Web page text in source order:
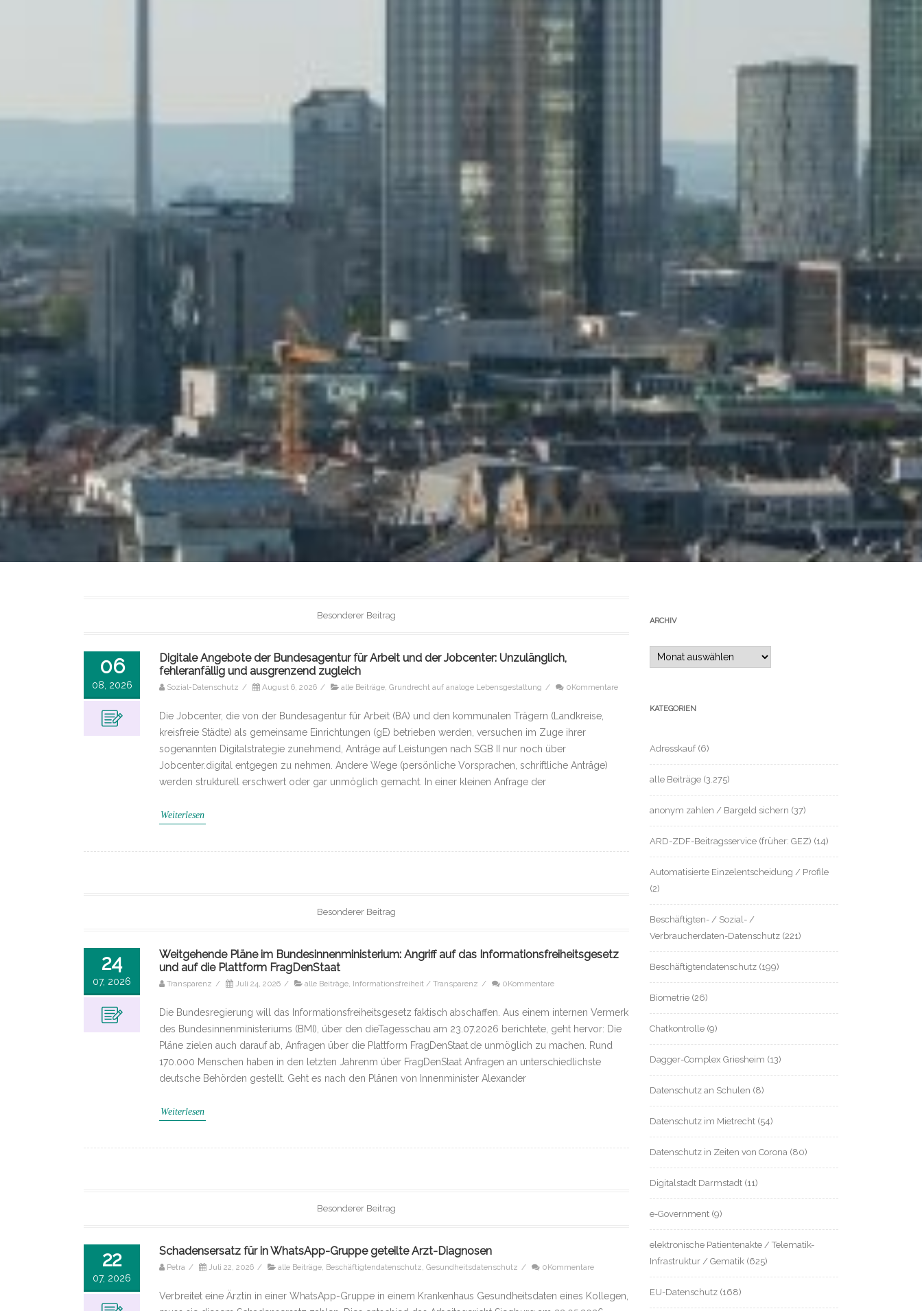
Besonderer Beitrag
06
08, 2026
Digitale Angebote der Bundesagentur für Arbeit und der Jobcenter: Unzulänglich,
fehleranfällig und ausgrenzend zugleich
Sozial-Datenschutz / August 6, 2026 / alle Beiträge, Grundrecht auf analoge Lebensgestaltung / 0Kommentare
Die Jobcenter, die von der Bundesagentur für Arbeit (BA) und den kommunalen Trägern (Landkreise,
kreisfreie Städte) als gemeinsame Einrichtungen (gE) betrieben werden, versuchen im Zuge ihrer
sogenannten Digitalstrategie zunehmend, Anträge auf Leistungen nach SGB II nur noch über
Jobcenter.digital entgegen zu nehmen. Andere Wege (persönliche Vorsprachen, schriftliche Anträge)
werden strukturell erschwert oder gar unmöglich gemacht. In einer kleinen Anfrage der
Weiterlesen
Besonderer Beitrag
24
07, 2026
Weitgehende Pläne im Bundesinnenministerium: Angriff auf das Informationsfreiheitsgesetz
und auf die Plattform FragDenStaat
Transparenz / Juli 24, 2026 / alle Beiträge, Informationsfreiheit / Transparenz / 0Kommentare
Die Bundesregierung will das Informationsfreiheitsgesetz faktisch abschaffen. Aus einem internen Vermerk
des Bundesinnenministeriums (BMI), über den dieTagesschau am 23.07.2026 berichtete, geht hervor: Die
Pläne zielen auch darauf ab, Anfragen über die Plattform FragDenStaat.de unmöglich zu machen. Rund
170.000 Menschen haben in den letzten Jahrenm über FragDenStaat Anfragen an unterschiedlichste
deutsche Behörden gestellt. Geht es nach den Plänen von Innenminister Alexander
Weiterlesen
Besonderer Beitrag
22
07, 2026
Schadensersatz für in WhatsApp-Gruppe geteilte Arzt-Diagnosen
Petra / Juli 22, 2026 / alle Beiträge, Beschäftigtendatenschutz, Gesundheitsdatenschutz / 0Kommentare
Verbreitet eine Ärztin in einer WhatsApp-Gruppe in einem Krankenhaus Gesundheitsdaten eines Kollegen,
ARCHIV
KATEGORIEN
Adresskauf(6)
alle Beiträge (3.275)
anonym zahlen / Bargeld sichern (37)
ARD-ZDF-Beitragsservice (früher: GEZ) (14)
Automatisierte Einzelentscheidung / Profile
(2)
Beschäftigten- / Sozial- /
Verbraucherdaten-Datenschutz (221)
Beschäftigtendatenschutz (199)
Biometrie (26)
Chatkontrolle (9)
Dagger-Complex Griesheim (13)
Datenschutz an Schulen (8)
Datenschutz im Mietrecht (54)
Datenschutz in Zeiten von Corona (80)
Digitalstadt Darmstadt (11)
e-Government (9)
elektronische Patientenakte / Telematik-
Infrastruktur / Gematik (625)
EU-Datenschutz (168)